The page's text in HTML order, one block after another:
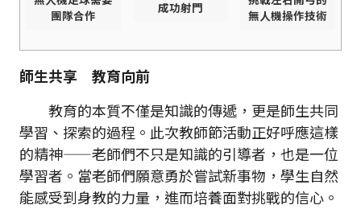
團隊合作
成功射門
無人機操作技術
師生共享 教育向前
教育的本質不僅是知識的傳遞，更是師生共同
學習、探索的過程。此次教師節活動正好呼應這樣
的精神——老師們不只是知識的引導者，也是一位
學習者。當老師們願意勇於嘗試新事物，學生自然
能感受到身教的力量，進而培養面對挑戰的信心。